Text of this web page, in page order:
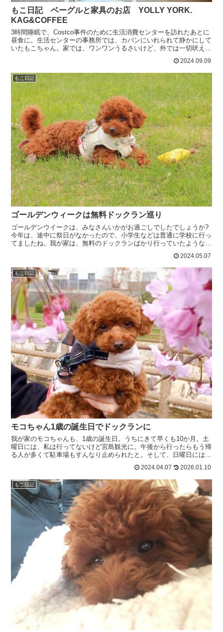
もこ日記 ベーグルと家具のお店 YOLLY YORK.
KAG&COFFEE
3時間睡眠で、Costco事件のために生活消費センターを訪れたあとに
昼食に。生活センターの事務所では、カバンにいれられて静かにして
いたもこちゃん。家では、ワンワンうるさいけど、外では一切吠えな
2024.09.09
もこ日記
ゴールデンウィークは無料ドックラン巡り
ゴールデンウイークは、みなさんいかがお過ごしでしたでしょうか?
今年は、途中に祭日がなかったので、小学生などは普通に学校に行っ
てましたね。我が家は、無料のドックランばかり行っていたような。
2024.05.07
もこ日記
モコちゃん1歳の誕生日でドックランに
我が家のモコちゃんも、1歳の誕生日。うちにきて早くも10か月。土
曜日には、私は行ってないけど宮島観光に。午後から行ったらもう帰
る人が多くて駐車場もすんなり止められたと。そして、日曜日にはド
ックラン併設のカフェに。家族はパスタを食べて、モコち...
2024.04.07 2026.01.10
もこ日記